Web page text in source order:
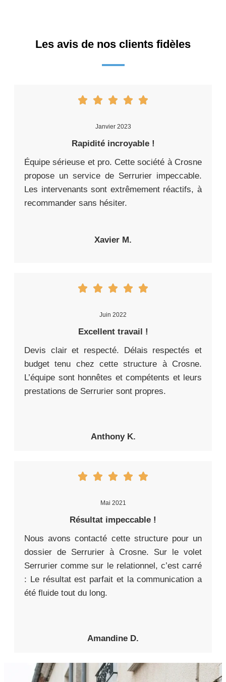
Les avis de nos clients fidèles
Janvier 2023
Rapidité incroyable !
Équipe sérieuse et pro. Cette société à Crosne
propose un service de Serrurier impeccable.
Les intervenants sont extrêmement réactifs, à
recommander sans hésiter.
Xavier M.
Juin 2022
Excellent travail !
Devis clair et respecté. Délais respectés et
budget tenu chez cette structure à Crosne.
L’équipe sont honnêtes et compétents et leurs
prestations de Serrurier sont propres.
Anthony K.
Mai 2021
Résultat impeccable !
Nous avons contacté cette structure pour un
dossier de Serrurier à Crosne. Sur le volet
Serrurier comme sur le relationnel, c’est carré
: Le résultat est parfait et la communication a
été fluide tout du long.
Amandine D.